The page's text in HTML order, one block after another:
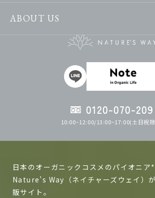
ABOUT US
0120-070-209
10:00~12:00/13:00~17:00(土日祝
日本のオーガニックコスメのパイオニア
Nature’s Way（ネイチャーズウェイ）
販サイト。